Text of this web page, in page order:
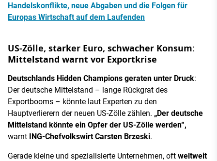
Handelskonflikte, neue Abgaben und die Folgen für
Europas Wirtschaft auf dem Laufenden
US-Zölle, starker Euro, schwacher Konsum:
Mittelstand warnt vor Exportkrise
Deutschlands Hidden Champions geraten unter Druck:
Der deutsche Mittelstand – lange Rückgrat des
Exportbooms – könnte laut Experten zu den
Hauptverlierern der neuen US-Zölle zählen. „Der deutsche
Mittelstand könnte ein Opfer der US-Zölle werden“,
warnt ING-Chefvolkswirt Carsten Brzeski.
Gerade kleine und spezialisierte Unternehmen, oft weltweit